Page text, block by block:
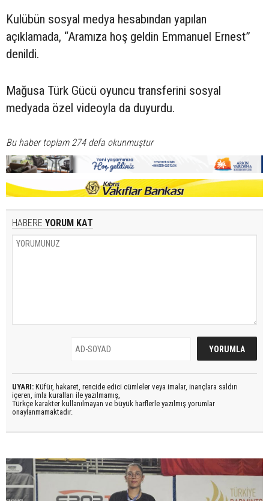
Kulübün sosyal medya hesabından yapılan
açıklamada, “Aramıza hoş geldin Emmanuel Ernest”
denildi.
Mağusa Türk Gücü oyuncu transferini sosyal
medyada özel videoyla da duyurdu.
Bu haber toplam 274 defa okunmuştur
HABERE YORUM KAT
UYARI: Küfür, hakaret, rencide edici cümleler veya imalar, inançlara saldırı
içeren, imla kuralları ile yazılmamış,
Türkçe karakter kullanılmayan ve büyük harflerle yazılmış yorumlar
onaylanmamaktadır.